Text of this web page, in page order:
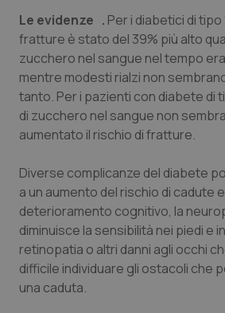
Liguria
Lombardia
Marche
Molise
Piemonte
Provincia Autonoma di
Provincia Autonoma di
Disturbi dell’umore
Dolore
Donna & Salute
Epatiti
HIV
Infezioni & Febbre
Ipertensione & Scompenso
Le evidenze . Per i diabetici di tipo
fratture è stato del 39% più alto
zucchero nel sangue nel tempo
mentre modesti rialzi non
tanto. Per i pazienti con diabete di
di zucchero nel sangue non
aumentato il rischio di fratture.
Diverse complicanze del diabete
a un aumento del rischio di cadute
deterioramento cognitivo, la
diminuisce la sensibilità nei piedi e
retinopatia o altri danni agli occhi
difficile individuare gli ostacoli che
una caduta.